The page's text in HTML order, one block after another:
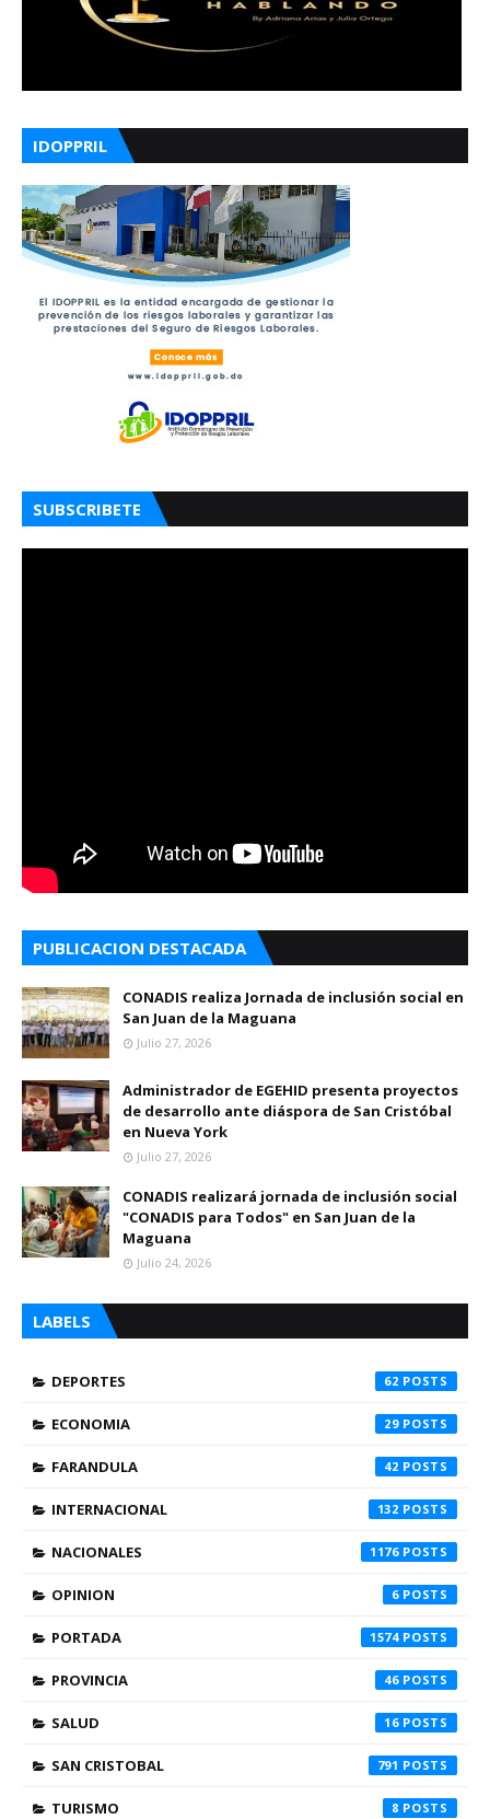
IDOPPRIL
SUBSCRIBETE
PUBLICACION DESTACADA
CONADIS realiza Jornada de inclusión social en
San Juan de la Maguana
Julio 27, 2026
Administrador de EGEHID presenta proyectos
de desarrollo ante diáspora de San Cristóbal
en Nueva York
Julio 27, 2026
CONADIS realizará jornada de inclusión social
"CONADIS para Todos" en San Juan de la
Maguana
Julio 24, 2026
LABELS
DEPORTES 62
ECONOMIA 29
FARANDULA 42
INTERNACIONAL 132
NACIONALES 1176
OPINION 6
PORTADA 1574
PROVINCIA 46
SALUD 16
SAN CRISTOBAL 791
TURISMO 8